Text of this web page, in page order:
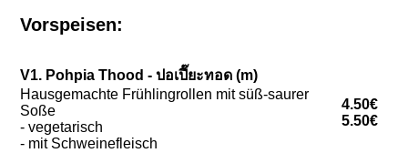
Vorspeisen:
V1. Pohpia Thood - ปอเปี๊ยะทอด (m)
Hausgemachte Frühlingrollen mit süß-saurer
Soße
- vegetarisch
- mit Schweinefleisch
4.50€
5.50€